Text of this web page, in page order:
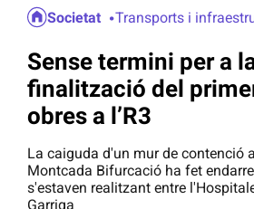
Societat Transports i
Sense termini per a
finalització del
obres a l’R3
La caiguda d'un mur de contenció
Montcada Bifurcació ha fet
s'estaven realitzant entre
Garriga